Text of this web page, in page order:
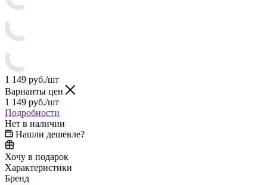
1 149 руб./шт
Варианты цен
1 149 руб./шт
Подробности
Нет в наличии
Нашли дешевле?
Хочу в подарок
Характеристики
Бренд